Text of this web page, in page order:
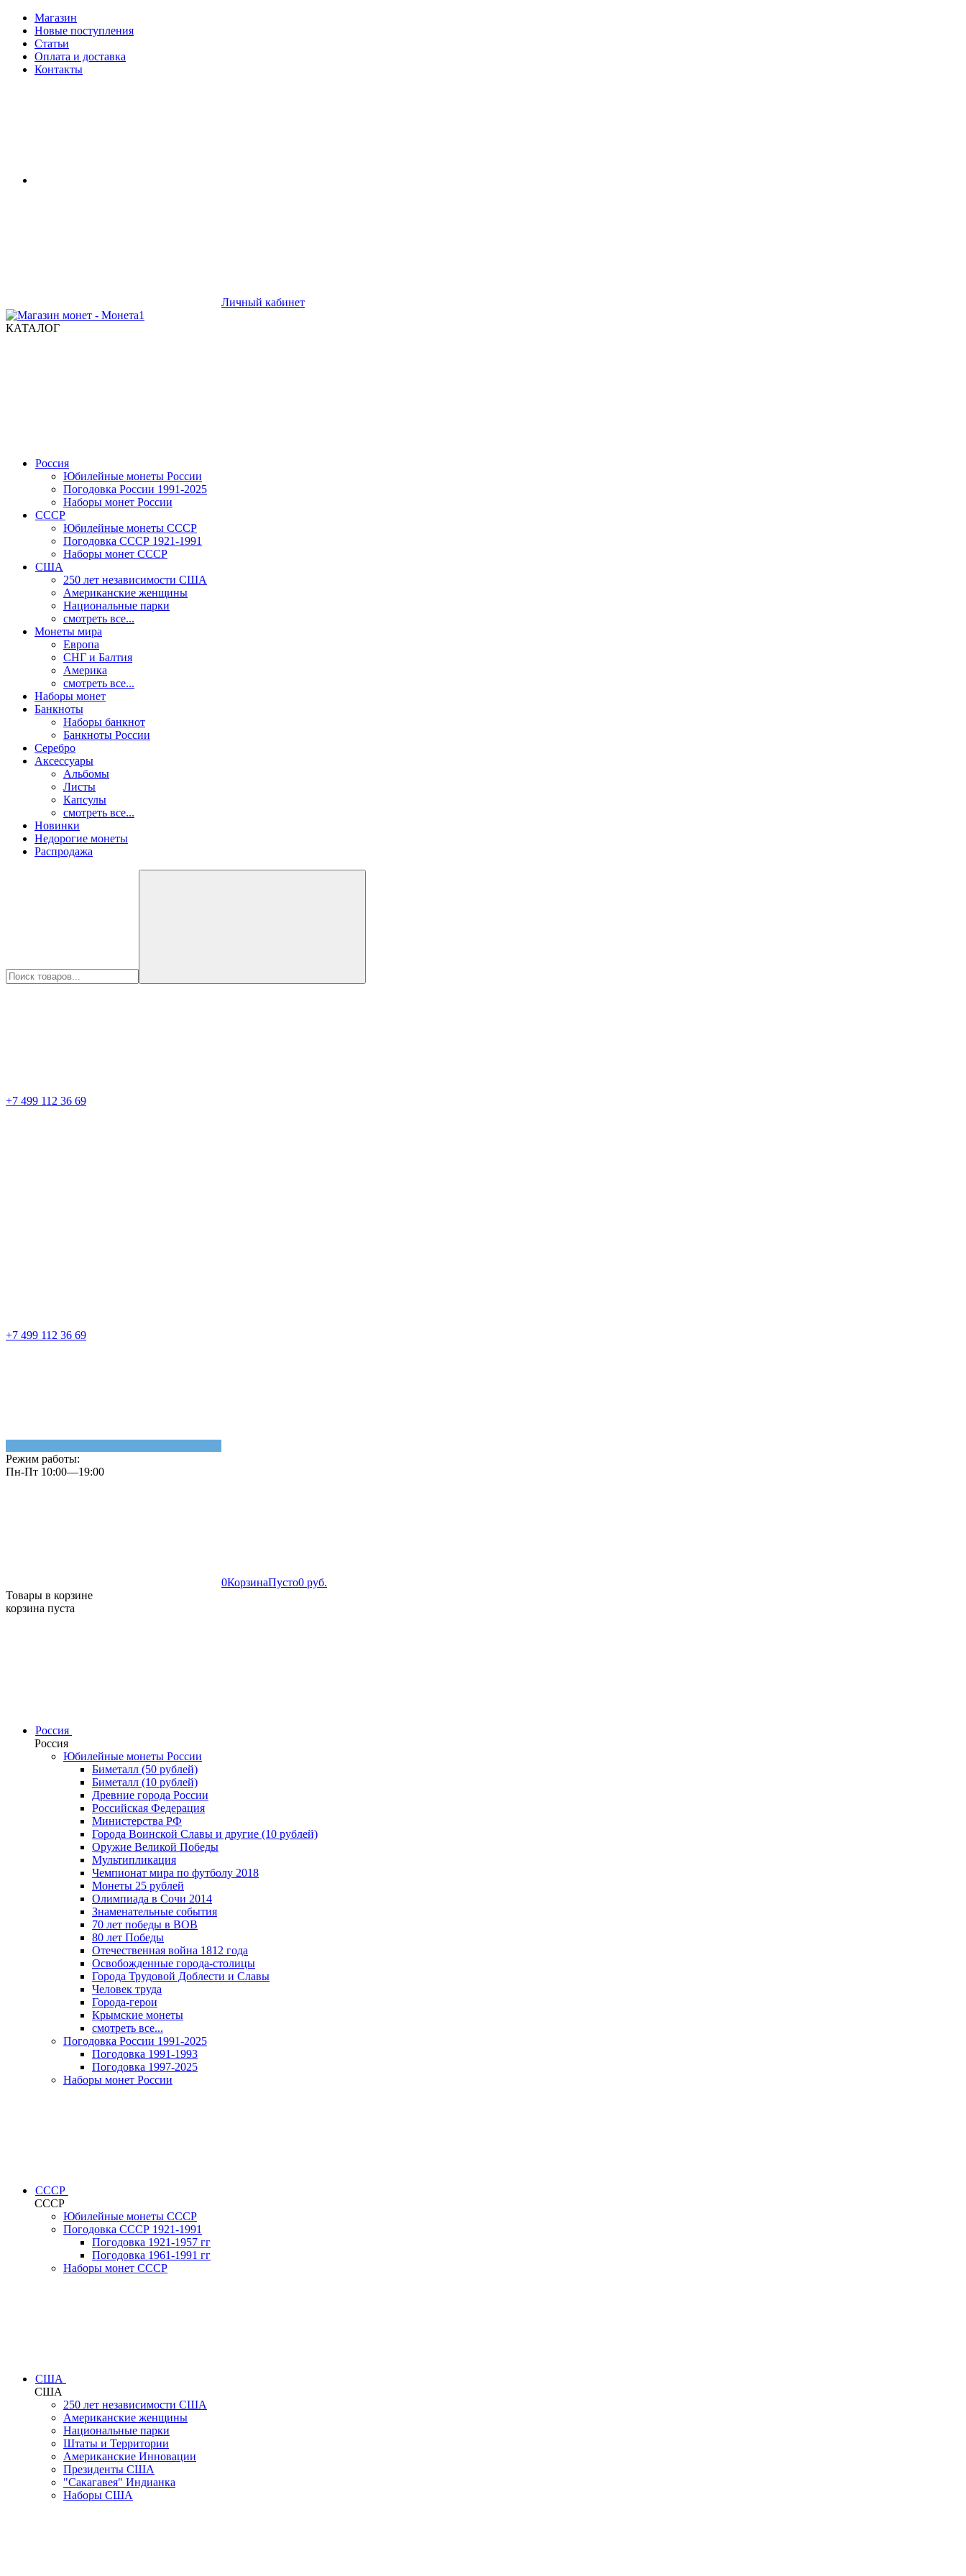
Магазин
Новые поступления
Статьи
Оплата и доставка
Контакты
Личный кабинет
КАТАЛОГ
Россия
Юбилейные монеты России
Погодовка России 1991-2025
Наборы монет России
СССР
Юбилейные монеты СССР
Погодовка СССР 1921-1991
Наборы монет СССР
США
250 лет независимости США
Американские женщины
Национальные парки
смотреть все...
Монеты мира
Европа
СНГ и Балтия
Америка
смотреть все...
Наборы монет
Банкноты
Наборы банкнот
Банкноты России
Серебро
Аксессуары
Альбомы
Листы
Капсулы
смотреть все...
Новинки
Недорогие монеты
Распродажа
+7 499 112 36 69
+7 499 112 36 69
Режим работы:
Пн-Пт 10:00—19:00
0КорзинаПусто0 руб.
Товары в корзине
корзина пуста
Россия
Россия
Юбилейные монеты России
Биметалл (50 рублей)
Биметалл (10 рублей)
Древние города России
Российская Федерация
Министерства РФ
Города Воинской Славы и другие (10 рублей)
Оружие Великой Победы
Мультипликация
Чемпионат мира по футболу 2018
Монеты 25 рублей
Олимпиада в Сочи 2014
Знаменательные события
70 лет победы в ВОВ
80 лет Победы
Отечественная война 1812 года
Освобожденные города-столицы
Города Трудовой Доблести и Славы
Человек труда
Города-герои
Крымские монеты
смотреть все...
Погодовка России 1991-2025
Погодовка 1991-1993
Погодовка 1997-2025
Наборы монет России
СССР
СССР
Юбилейные монеты СССР
Погодовка СССР 1921-1991
Погодовка 1921-1957 гг
Погодовка 1961-1991 гг
Наборы монет СССР
США
США
250 лет независимости США
Американские женщины
Национальные парки
Штаты и Территории
Американские Инновации
Президенты США
"Сакагавея" Индианка
Наборы США